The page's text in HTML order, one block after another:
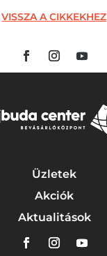
VISSZA A CIKKEKHEZ
Üzletek
Akciók
Aktualitások